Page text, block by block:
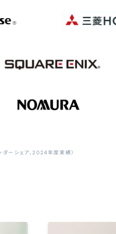
ーシェア、2024年度実績）